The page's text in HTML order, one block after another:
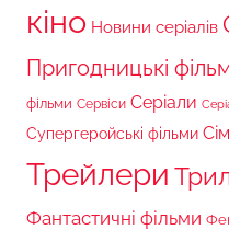
кіно Новини серіалів
Пригодницькі
фільми Сервіси Серіали
Супергеройські фільми
Трейлери
Фантастичні фільми